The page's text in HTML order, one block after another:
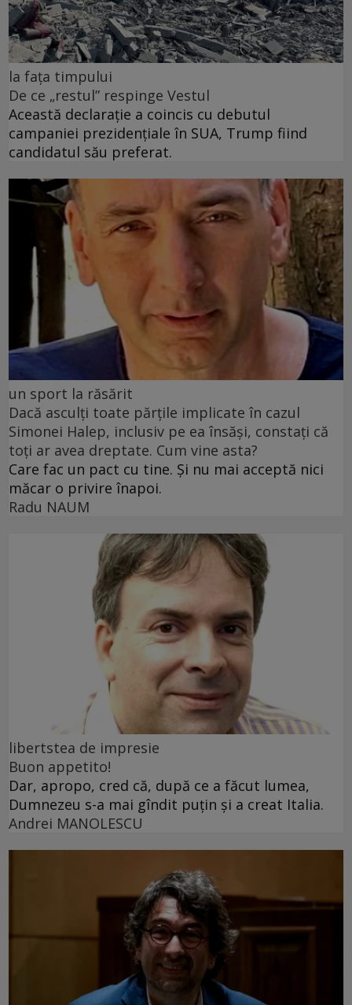
la fața timpului
De ce „restul” respinge Vestul
Această declarație a coincis cu debutul
campaniei prezidențiale în SUA, Trump fiind
candidatul său preferat.
un sport la răsărit
Dacă asculți toate părțile implicate în cazul
Simonei Halep, inclusiv pe ea însăși, constați că
toți ar avea dreptate. Cum vine asta?
Care fac un pact cu tine. Și nu mai acceptă nici
măcar o privire înapoi.
Radu NAUM
libertstea de impresie
Buon appetito!
Dar, apropo, cred că, după ce a făcut lumea,
Dumnezeu s-a mai gîndit puțin și a creat Italia.
Andrei MANOLESCU